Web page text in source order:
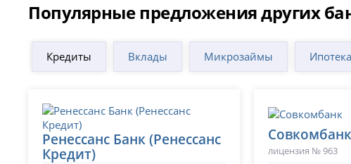
Популярные предложения других
Кредиты Вклады Микрозаймы Ипотека
Ренессанс Банк (Ренессанс
Кредит)
Совкомбанк
лицензия № 963